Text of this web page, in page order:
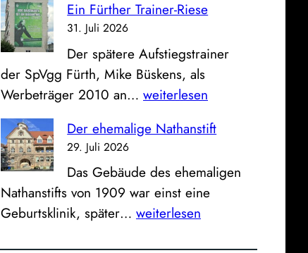
a
e
a
n
d
e
r
a
t
k
s
s
e
u
d
K
l
i
n
s
B
i
l
d
u
m
S
o
n
Ein Fürther Trainer-Riese
31. Juli 2026
Der spätere Aufstiegstrainer
der SpVgg Fürth, Mike Büskens, als
Werbeträger 2010 an… E
n
ü
r
t
weiterlesen
Der ehemalige Nathanstift
29. Juli 2026
Das Gebäude des ehemaligen
Nathanstifts von 1909 war einst eine
Geburtsklinik, später… D
weiterlesen